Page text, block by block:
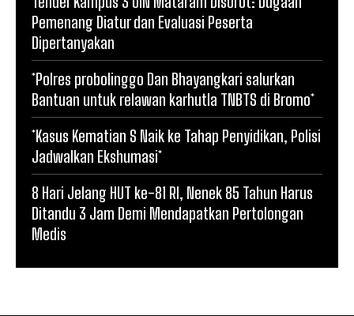
Pemenang Diatur dan Evaluasi Peserta
Dipertanyakan
*Polres probolinggo Dan Bhayangkari salurkan
Bantuan untuk relawan karhutla TNBTS di Bromo*
*Kasus Kematian S Naik ke Tahap Penyidikan, Polisi
Jadwalkan Ekshumasi*
8 Hari Jelang HUT ke-81 RI, Nenek 85 Tahun Harus
Ditandu 3 Jam Demi Mendapatkan Pertolongan
Medis